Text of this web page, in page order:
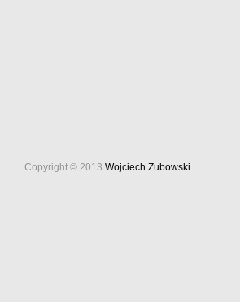
Copyright © 2013 Wojciech Zubowski